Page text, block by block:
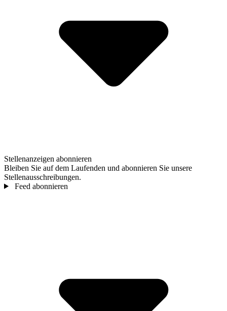
Stellenanzeigen abonnieren
Bleiben Sie auf dem Laufenden und abonnieren Sie unsere
Stellenausschreibungen.
Feed abonnieren